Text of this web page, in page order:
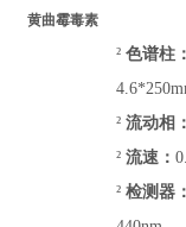
黄曲霉毒素
²色谱柱
²流动相：
²流速：
²检测器